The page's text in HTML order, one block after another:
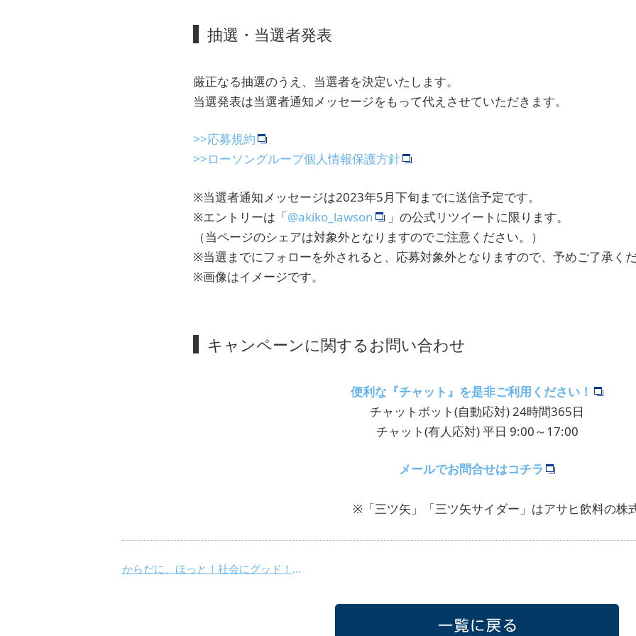
抽選・当選者発表
厳正なる抽選のうえ、当選者を決定いたします。
当選発表は当選者通知メッセージをもって代えさせていただきます。
>>応募規約
>>ローソングループ個人情報保護方針
※当選者通知メッセージは2023年5月下旬までに送信予定です。
※エントリーは「@akiko_lawson
」の公式リツイートに限ります。
（当ページのシェアは対象外となりますのでご注意ください。）
※当選までにフォローを外されると、応募対象外となりますので、予めご了承く
※画像はイメージです。
キャンペーンに関するお問い合わせ
便利な『チャット』を是非ご利用ください！
チャットボット(自動応対) 24時間365日
チャット(有人応対) 平日 9:00～17:00
メールでお問合せはコチラ
※「三ツ矢」「三ツ矢サイダー」はアサヒ飲料の株
からだに、ほっと！社会にグッド！ 春やすミルクフェア